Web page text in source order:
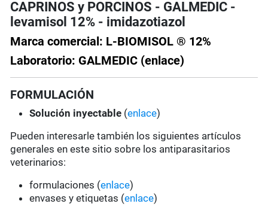
CAPRINOS y PORCINOS - GALMEDIC -
levamisol 12% - imidazotiazol
Marca comercial: L-BIOMISOL ® 12%
Laboratorio: GALMEDIC (enlace)
FORMULACIÓN
Solución inyectable (enlace)
Pueden interesarle también los siguientes artículos
generales en este sitio sobre los antiparasitarios
veterinarios:
formulaciones (enlace)
envases y etiquetas (enlace)